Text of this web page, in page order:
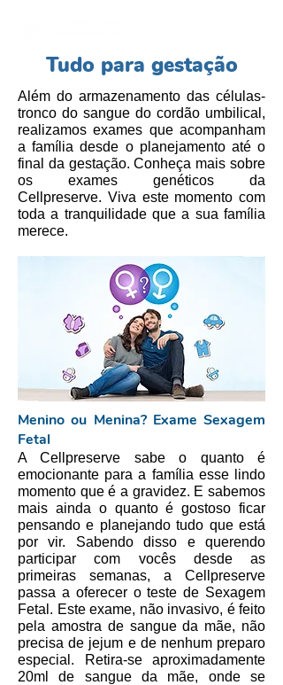
Tudo para gestação
Além do armazenamento das células-
tronco do sangue do cordão umbilical,
realizamos exames que acompanham
a família desde o planejamento até o
final da gestação. Conheça mais sobre
os exames genéticos da
Cellpreserve. Viva este momento com
toda a tranquilidade que a sua família
merece.
Menino ou Menina? Exame Sexagem
Fetal
A Cellpreserve sabe o quanto é
emocionante para a família esse lindo
momento que é a gravidez. E sabemos
mais ainda o quanto é gostoso ficar
pensando e planejando tudo que está
por vir. Sabendo disso e querendo
participar com vocês desde as
primeiras semanas, a Cellpreserve
passa a oferecer o teste de Sexagem
Fetal. Este exame, não invasivo, é feito
pela amostra de sangue da mãe, não
precisa de jejum e de nenhum preparo
especial. Retira-se aproximadamente
20ml de sangue da mãe, onde se